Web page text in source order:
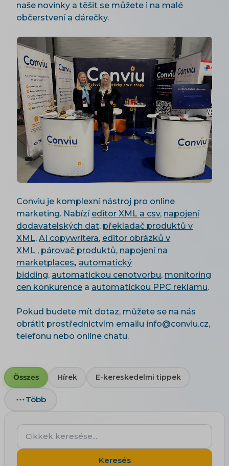
naše novinky a těšit se můžete i na malé
občerstvení a dárečky.
Conviu je komplexní nástroj pro online
marketing. Nabízí editor XML a csv, napojení
dodavatelských dat, překladač produktů v
XML, AI copywritera, editor obrázků v
XML , párovač produktů, napojení na
marketplaces, automatický
bidding, automatickou cenotvorbu, monitoring
cen konkurence a automatickou PPC reklamu.
Pokud budete mít dotaz, můžete se na nás
obrátit prostřednictvím emailu info@conviu.cz,
telefonu nebo online chatu.
Összes Hírek E-kereskedelmi tippek
Több
Cikkek
keresése...
Keresés